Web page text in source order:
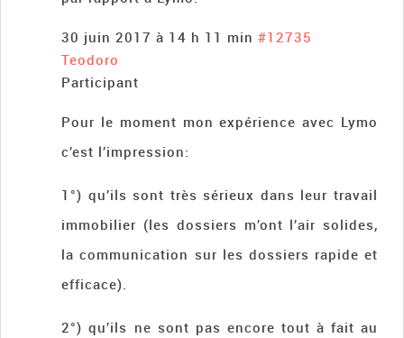
30 juin 2017 à 14 h 11 min #12735
Teodoro
Participant
Pour le moment mon expérience avec Lymo
c’est l’impression:
1°) qu’ils sont très sérieux dans leur travail
immobilier (les dossiers m’ont l’air solides,
la communication sur les dossiers rapide et
efficace).
2°) qu’ils ne sont pas encore tout à fait au